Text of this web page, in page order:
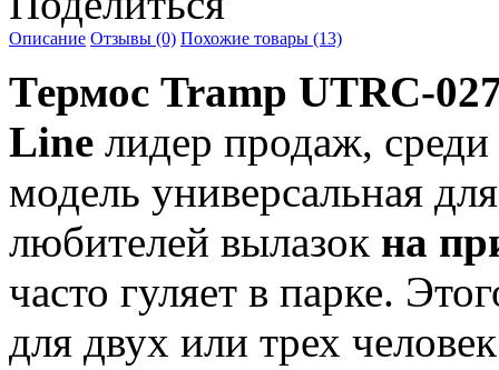
Описание Отзывы (0) Похожие товары (13)
Термос Tramp UTRC-
Line лидер продаж,
модель универсальная
любителей вылазок на
часто гуляет в парке.
для двух или трех